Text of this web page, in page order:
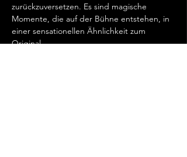
zurückzuversetzen. Es sind magische
Momente, die auf der Bühne entstehen, in
einer sensationellen Ähnlichkeit zum
Original.